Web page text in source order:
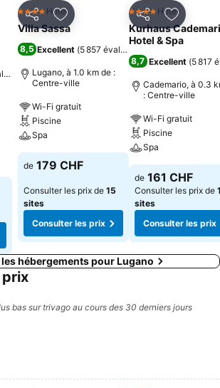
ferroviaire à l’hotel en moins d’une minute.
favoris
)
PartagerAjouter à mes favoris
4 ÉtoilesHotel
Villa Sassa
8,5 Excellent (5 857 évaluations
Lugano, à 1.0 km de :
Centre-ville
Wi-Fi gratuit
Piscine
Spa
de 179 CHF
Consulter les prix de 15
sites
Consulter les prix
PartagerAjouter
4 ÉtoilesHotel
Kurhaus
Hotel & Spa
8,7 Excellent (5 817
Cademario, à 0.3
: Centre-ville
Wi-Fi gratuit
Piscine
Spa
de 161 CHF
Consulter les prix de
sites
Consulter les prix
hébergements pour Lugano
prix
bas sur trivago au cours des 30 derniers jours
08
agosto 09
feira, agosto 10
feira, agosto 11
CHFSexta-feira, agosto 14
321 CHF Terça-feira, agosto 18
289 CHF
Quarta-feira, agosto 19
291 CHF
Quinta-feira, agosto 20
290 CHFDomingo,
308 CHF 309